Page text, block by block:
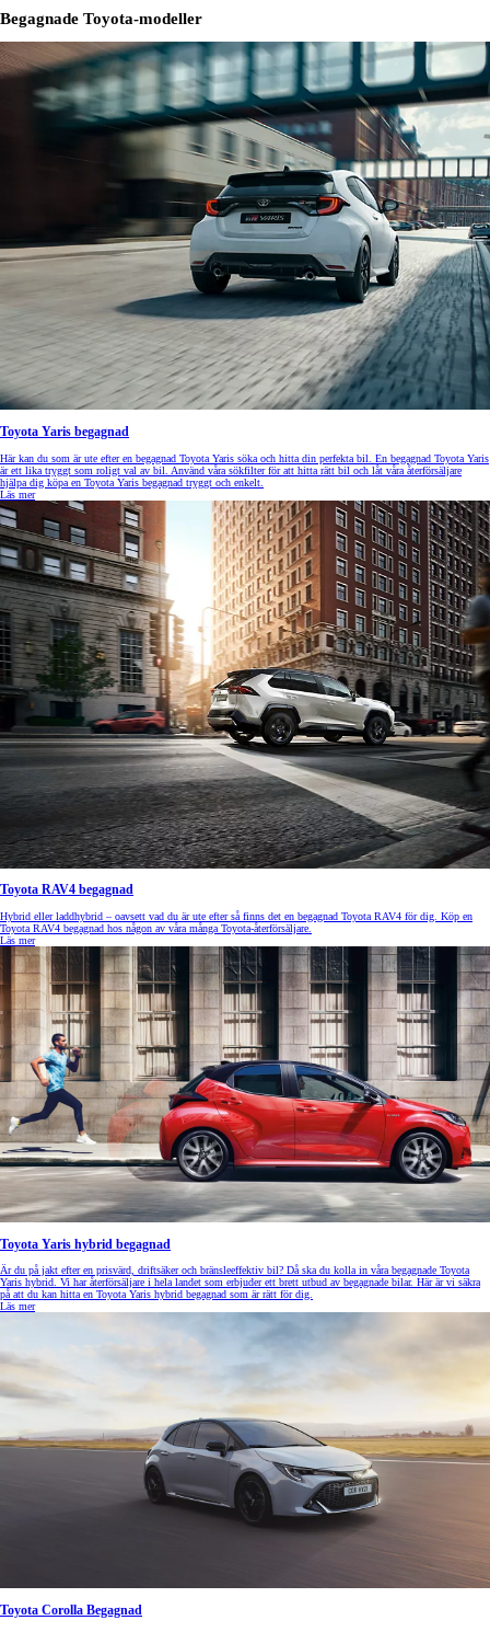
Begagnade Toyota-modeller
Toyota Yaris begagnad
Här kan du som är ute efter en begagnad Toyota Yaris söka och hitta din perfekta bil. En begagnad Toyota Yaris
är ett lika tryggt som roligt val av bil. Använd våra sökfilter för att hitta rätt bil och låt våra återförsäljare
hjälpa dig köpa en Toyota Yaris begagnad tryggt och enkelt.
Läs mer
Toyota RAV4 begagnad
Hybrid eller laddhybrid – oavsett vad du är ute efter så finns det en begagnad Toyota RAV4 för dig. Köp en
Toyota RAV4 begagnad hos någon av våra många Toyota-återförsäljare.
Läs mer
Toyota Yaris hybrid begagnad
Är du på jakt efter en prisvärd, driftsäker och bränsleeffektiv bil? Då ska du kolla in våra begagnade Toyota
Yaris hybrid. Vi har återförsäljare i hela landet som erbjuder ett brett utbud av begagnade bilar. Här är vi säkra
på att du kan hitta en Toyota Yaris hybrid begagnad som är rätt för dig.
Läs mer
Toyota Corolla Begagnad